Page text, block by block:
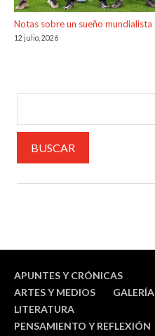
Notas sobre un sueño mundialista
12 julio, 2026
APUNTES Y CRÓNICAS
ARTES Y MEDIOS
GALERÍA
LITERATURA
PENSAMIENTO Y REFLEXIÓN